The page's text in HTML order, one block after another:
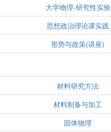
大学物理-研究性实验
思想政治理论课实践
形势与政策(讲座)
材料研究方法
材料制备与加工
固体物理